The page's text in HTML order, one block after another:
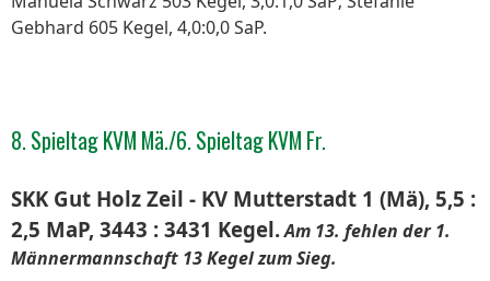
Gebhard 605 Kegel, 4,0:0,0 SaP.
8. Spieltag KVM Mä./6. Spieltag KVM Fr.
SKK Gut Holz Zeil - KV Mutterstadt 1 (Mä), 5,5 :
2,5 MaP, 3443 : 3431 Kegel.Am 13. fehlen der 1.
Männermannschaft 13 Kegel zum Sieg.